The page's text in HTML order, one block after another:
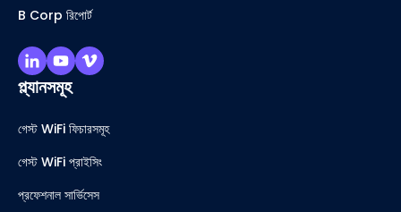
B Corp রিপোর্ট
প্ল্যানসমূহ
গেস্ট WiFi ফিচারসমূহ
গেস্ট WiFi প্রাইসিং
প্রফেশনাল সার্ভিসেস